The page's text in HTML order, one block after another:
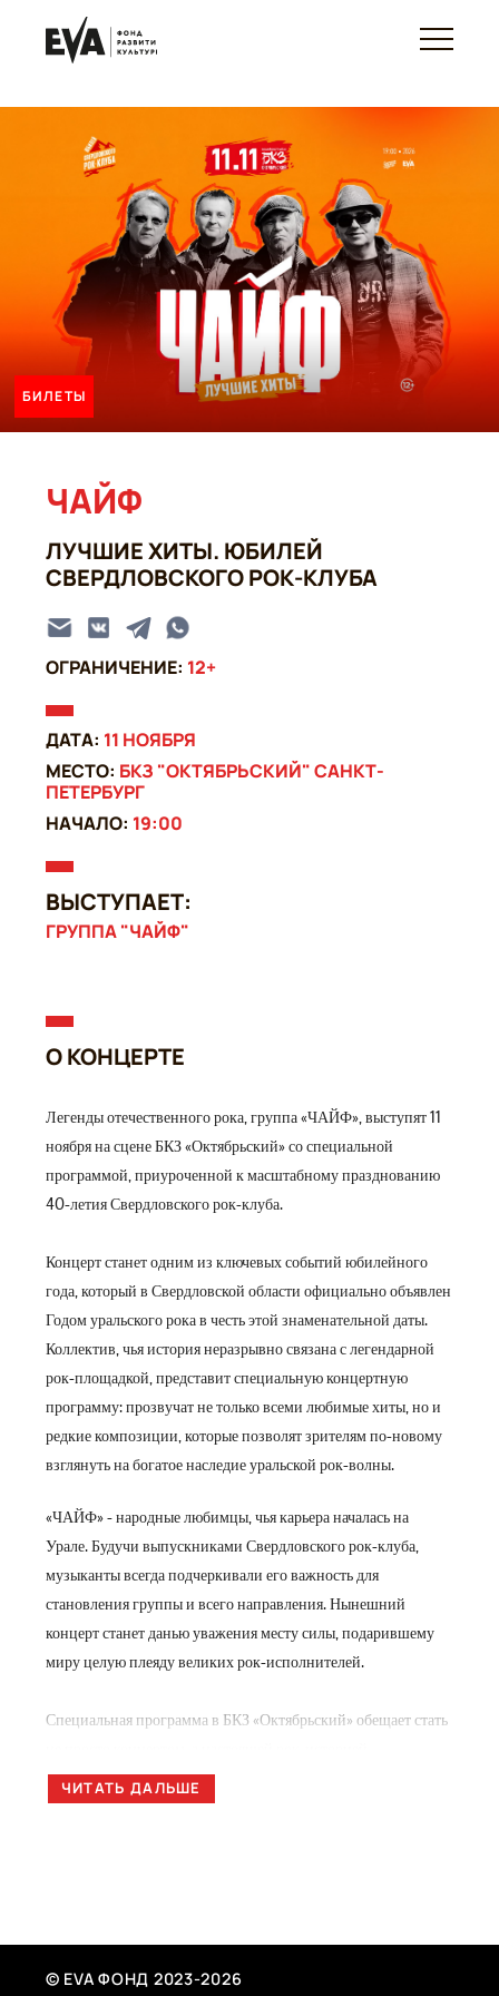
БИЛЕТЫ
ЧАЙФ
ЛУЧШИЕ ХИТЫ. ЮБИЛЕЙ
СВЕРДЛОВСКОГО РОК-КЛУБА
ОГРАНИЧЕНИЕ: 12+
ДАТА: 11 НОЯБРЯ
МЕСТО: БКЗ "ОКТЯБРЬСКИЙ" САНКТ-
ПЕТЕРБУРГ
НАЧАЛО: 19:00
ВЫСТУПАЕТ:
ГРУППА "ЧАЙФ"
О КОНЦЕРТЕ
Легенды отечественного рока, группа «ЧАЙФ», выступят 11
ноября на сцене БКЗ «Октябрьский» со специальной
программой, приуроченной к масштабному празднованию
40-летия Свердловского рок-клуба.
Концерт станет одним из ключевых событий юбилейного
года, который в Свердловской области официально объявлен
Годом уральского рока в честь этой знаменательной даты.
Коллектив, чья история неразрывно связана с легендарной
рок-площадкой, представит специальную концертную
программу: прозвучат не только всеми любимые хиты, но и
редкие композиции, которые позволят зрителям по-новому
взглянуть на богатое наследие уральской рок-волны.
«ЧАЙФ» - народные любимцы, чья карьера началась на
Урале. Будучи выпускниками Свердловского рок-клуба,
музыканты всегда подчеркивали его важность для
становления группы и всего направления. Нынешний
концерт станет данью уважения месту силы, подарившему
миру целую плеяду великих рок-исполнителей.
Специальная программа в БКЗ «Октябрьский» обещает стать
объединяющей поколения поклонников уральской музыки.
Не пропустите!
ЧИТАТЬ ДАЛЬШЕ
© EVA ФОНД 2023-2026